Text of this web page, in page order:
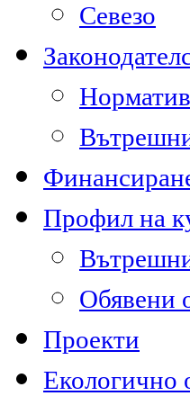
Севезо
Профил на
Обявени
Проекти
Екологично